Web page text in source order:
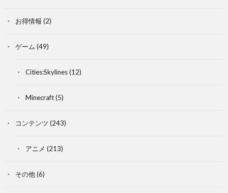
お得情報 (2)
ゲーム (49)
Cities:Skylines(12)
Minecraft(5)
コンテンツ (243)
アニメ (213)
その他(6)